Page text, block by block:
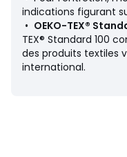
environnementales
• Origine de
France
• Confection : Tunisie
indications figurant
• OEKO-TEX®
TEX® Standard 100
des produits textiles
international.